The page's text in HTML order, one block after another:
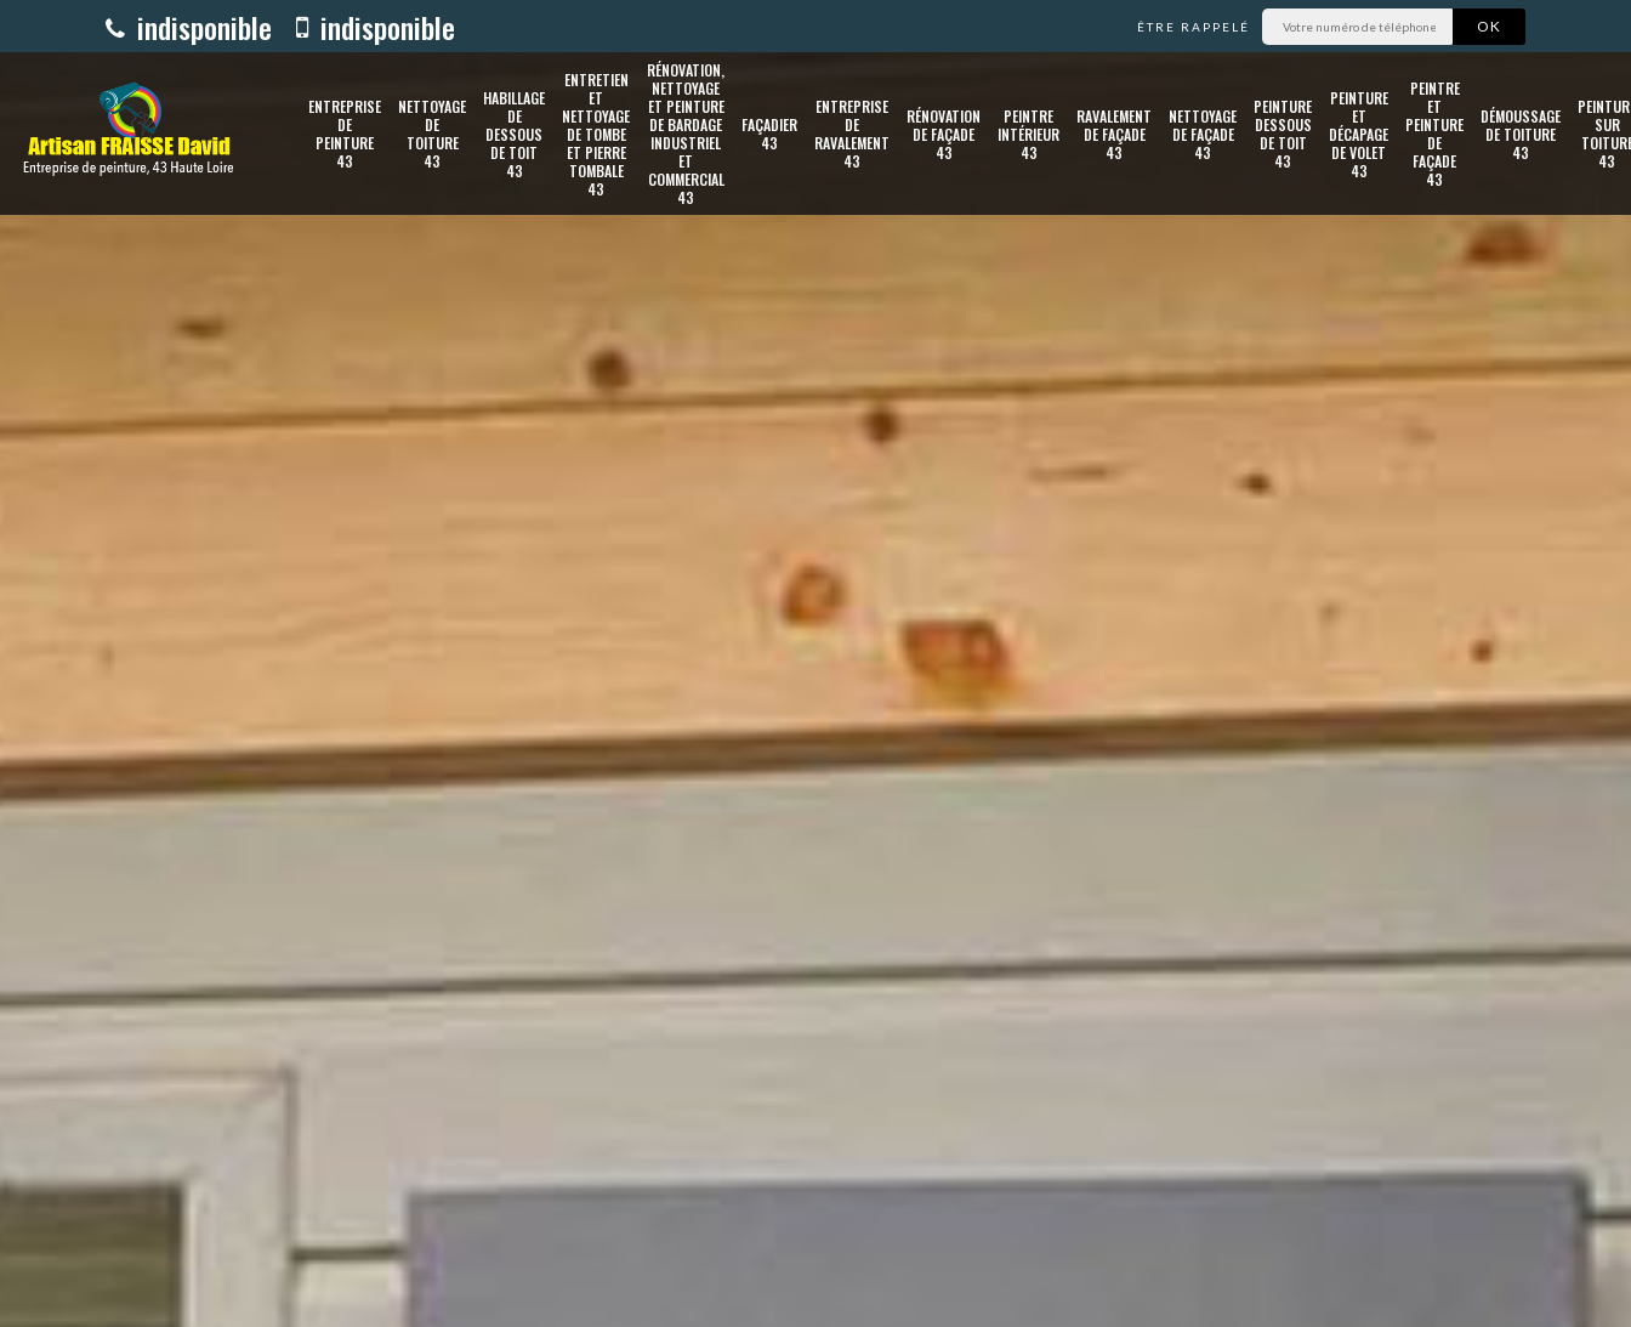
indisponible indisponible ÊTRE RAPPELÉ
ENTREPRISE
DE
PEINTURE
43
NETTOYAGE
DE
TOITURE
43
HABILLAGE
DE
DESSOUS
DE TOIT
43
ENTRETIEN
ET
NETTOYAGE
DE TOMBE
ET PIERRE
TOMBALE
43
RÉNOVATION,
NETTOYAGE
ET PEINTURE
DE BARDAGE
INDUSTRIEL
ET
COMMERCIAL
43
FAÇADIER
43
ENTREPRISE
DE
RAVALEMENT
43
RÉNOVATION
DE FAÇADE
43
PEINTRE
INTÉRIEUR
43
RAVALEMENT
DE FAÇADE
43
NETTOYAGE
DE FAÇADE
43
PEINTURE
DESSOUS
DE TOIT
43
PEINTURE
ET
DÉCAPAGE
DE VOLET
43
PEINTRE
ET
PEINTURE
DE
FAÇADE
43
DÉMOUSSAGE
DE TOITURE
43
SUR
43